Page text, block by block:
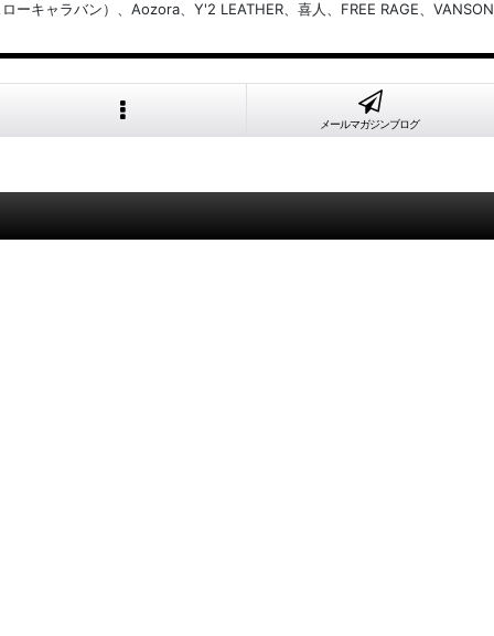
キャラバン）、Aozora、Y'2 LEATHER、喜人、FREE RAGE、VANSON
メールマガジンブログ